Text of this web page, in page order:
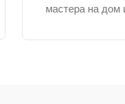
мастера на дом